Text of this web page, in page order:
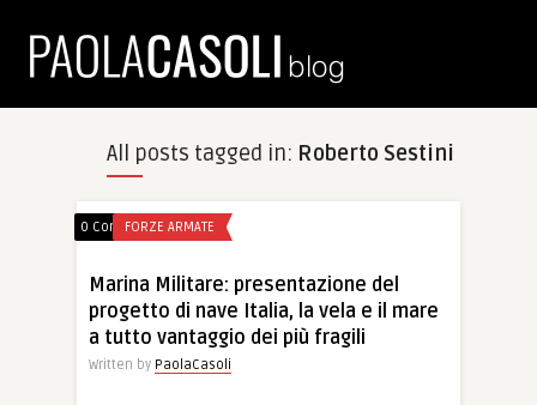
All posts tagged in: Roberto Sestini
0 CommentsFORZE ARMATE
Marina Militare: presentazione del
progetto di nave Italia, la vela e il mare
a tutto vantaggio dei più fragili
Written by PaolaCasoli